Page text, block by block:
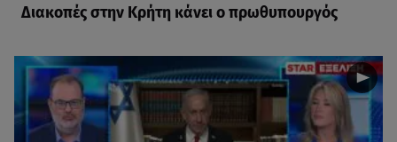
Διακοπές στην Κρήτη κάνει ο πρωθυπουργός